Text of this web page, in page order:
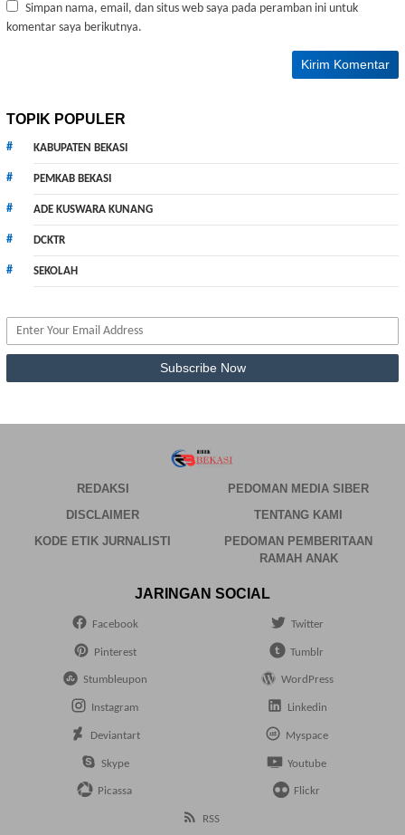
Simpan nama, email, dan situs web saya pada peramban ini untuk
komentar saya berikutnya.
TOPIK POPULER
KABUPATEN BEKASI
PEMKAB BEKASI
ADE KUSWARA KUNANG
DCKTR
SEKOLAH
REDAKSI
PEDOMAN MEDIA SIBER
DISCLAIMER
TENTANG KAMI
KODE ETIK JURNALISTI
PEDOMAN PEMBERITAAN
RAMAH ANAK
JARINGAN SOCIAL
Facebook Twitter
Pinterest Tumblr
Stumbleupon WordPress
Instagram Linkedin
Deviantart Myspace
Skype Youtube
Picassa Flickr
RSS